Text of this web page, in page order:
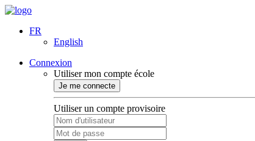
FR
English
Connexion
Utiliser mon compte école
Je me connecte
Utiliser un compte provisoire